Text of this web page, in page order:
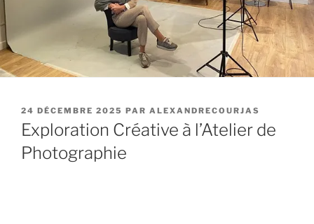
PUBLIÉ
LE
24 DÉCEMBRE 2025 PAR ALEXANDRECOURJAS
Exploration Créative à l’Atelier de
Photographie